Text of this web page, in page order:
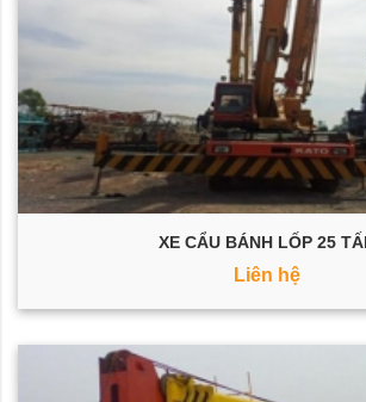
XE CẨU BÁNH LỐP 25
Liên hệ